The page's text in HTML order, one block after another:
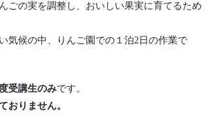
ごの実を調整し、おいしい果実に育てるため
気候の中、りんご園での１泊2日の作業で
受講生のみです。
おりません。